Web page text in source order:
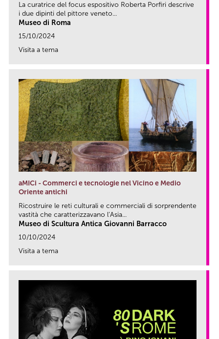
La curatrice del focus espositivo Roberta Porfiri descrive
i due dipinti del pittore veneto...
Museo di Roma
15/10/2024
Visita a tema
aMICi - Commerci e tecnologie nel Vicino e Medio
Oriente antichi
Ricostruire le reti culturali e commerciali di sorprendente
vastità che caratterizzavano l’Asia...
Museo di Scultura Antica Giovanni Barracco
10/10/2024
Visita a tema